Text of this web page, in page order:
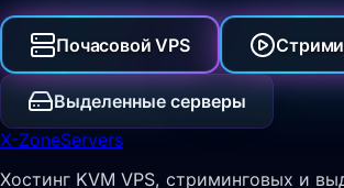
Почасовой VPS
Выделенные серверы
X-ZoneServers
Хостинг KVM VPS, стриминговых и